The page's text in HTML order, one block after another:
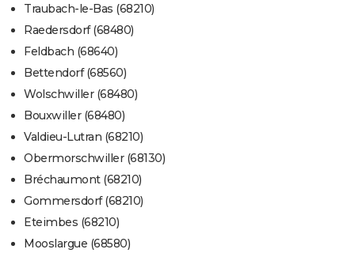
Traubach-le-Bas (68210)
Raedersdorf (68480)
Feldbach (68640)
Bettendorf (68560)
Wolschwiller (68480)
Bouxwiller (68480)
Valdieu-Lutran (68210)
Obermorschwiller (68130)
Bréchaumont (68210)
Gommersdorf (68210)
Eteimbes (68210)
Mooslargue (68580)